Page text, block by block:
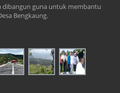
dibangun guna untuk membantu
Bengkaung.